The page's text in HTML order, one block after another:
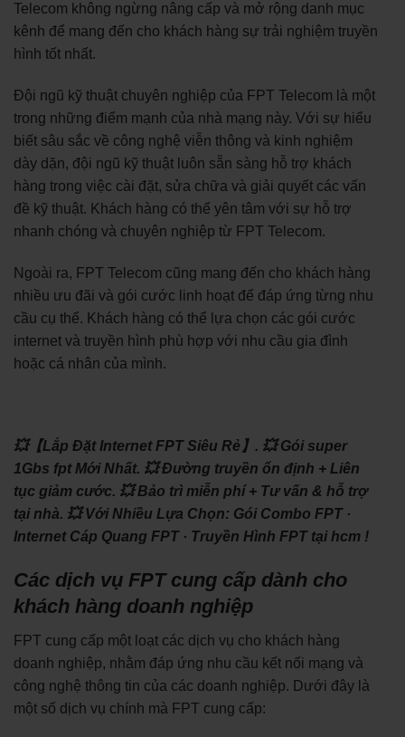
Telecom không ngừng nâng cấp và mở rộng danh mục
kênh để mang đến cho khách hàng sự trải nghiệm truyền
hình tốt nhất.
Đội ngũ kỹ thuật chuyên nghiệp của FPT Telecom là một
trong những điểm mạnh của nhà mạng này. Với sự hiểu
biết sâu sắc về công nghệ viễn thông và kinh nghiệm
dày dặn, đội ngũ kỹ thuật luôn sẵn sàng hỗ trợ khách
hàng trong việc cài đặt, sửa chữa và giải quyết các vấn
đề kỹ thuật. Khách hàng có thể yên tâm với sự hỗ trợ
nhanh chóng và chuyên nghiệp từ FPT Telecom.
Ngoài ra, FPT Telecom cũng mang đến cho khách hàng
nhiều ưu đãi và gói cước linh hoạt để đáp ứng từng nhu
cầu cụ thể. Khách hàng có thể lựa chọn các gói cước
internet và truyền hình phù hợp với nhu cầu gia đình
hoặc cá nhân của mình.
💥【Lắp Đặt Internet FPT Siêu Rẻ】. 💥 Gói super
1Gbs fpt Mới Nhất. 💥 Đường truyền ổn định + Liên
tục giảm cước. 💥 Bảo trì miễn phí + Tư vấn & hỗ trợ
tại nhà. 💥 Với Nhiều Lựa Chọn: ‎Gói Combo FPT ·
‎Internet Cáp Quang FPT · ‎Truyền Hình FPT tại hcm !
Các dịch vụ FPT cung cấp dành cho
khách hàng doanh nghiệp
FPT cung cấp một loạt các dịch vụ cho khách hàng
doanh nghiệp, nhằm đáp ứng nhu cầu kết nối mạng và
công nghệ thông tin của các doanh nghiệp. Dưới đây là
một số dịch vụ chính mà FPT cung cấp: